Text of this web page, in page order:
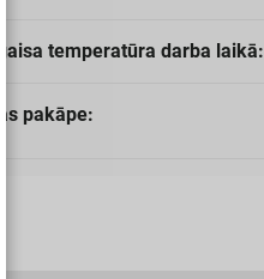
temperatūra darba laikā:
pakāpe: